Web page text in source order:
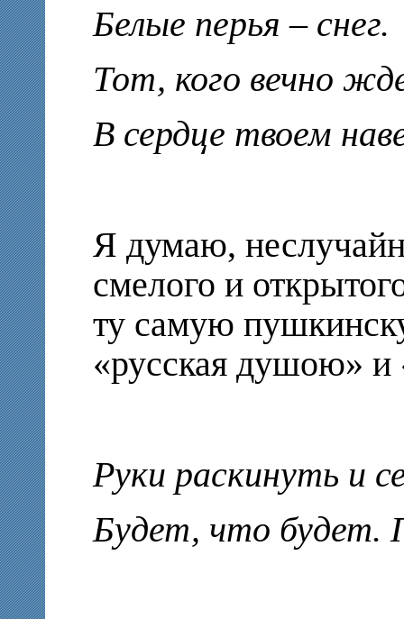
Белые перья – снег.
Тот, кого вечно
В сердце твоем
Я думаю,
смелого и
ту самую
«русская душою»
Руки раскинуть и
Будет, что будет.